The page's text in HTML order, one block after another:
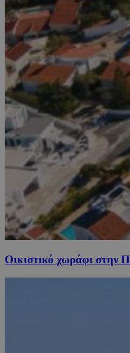
Οικιστικό χωράφι στην